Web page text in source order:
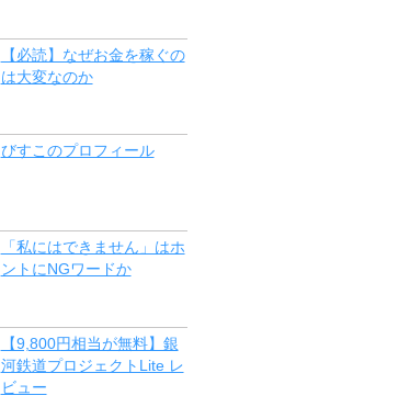
【必読】なぜお金を稼ぐの
は大変なのか
びすこのプロフィール
「私にはできません」はホ
ントにNGワードか
【9,800円相当が無料】銀
河鉄道プロジェクトLite レ
ビュー